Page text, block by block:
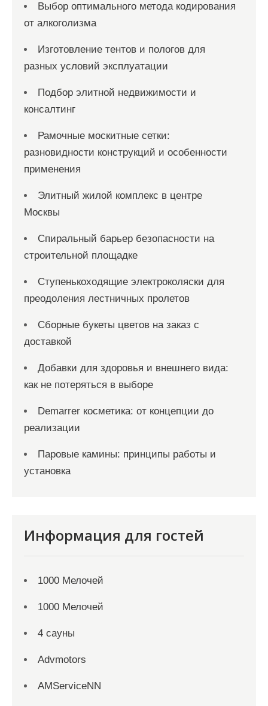
Выбор оптимального метода кодирования
от алкоголизма
Изготовление тентов и пологов для
разных условий эксплуатации
Подбор элитной недвижимости и
консалтинг
Рамочные москитные сетки:
разновидности конструкций и особенности
применения
Элитный жилой комплекс в центре
Москвы
Спиральный барьер безопасности на
строительной площадке
Ступенькоходящие электроколяски для
преодоления лестничных пролетов
Сборные букеты цветов на заказ с
доставкой
Добавки для здоровья и внешнего вида:
как не потеряться в выборе
Demarrer косметика: от концепции до
реализации
Паровые камины: принципы работы и
установка
Информация для гостей
1000 Мелочей
1000 Мелочей
4 сауны
Advmotors
AMServiceNN